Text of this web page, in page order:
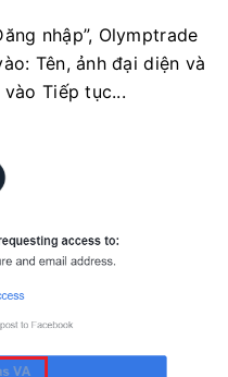
nhập”, Olymptrade
Tên, ảnh đại diện và
Tiếp tục...